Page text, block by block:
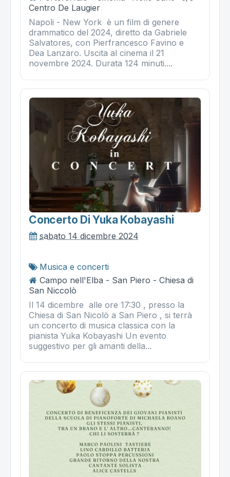
Centro De Laugier
Napoli - New York è un film di genere
drammatico del 2024, diretto da Gabriele
Salvatores, con Pierfrancesco Favino e
Dea Lanzaro. Uscita al cinema il 21
novembre 2024. Durata 124 minuti....
Concerto Di Yuka Kobayashi
sabato 14 dicembre 2024
Musica e concerti
Campo nell'Elba - San Piero - Chiesa di
San Niccolò
Il 14 dicembre alle ore 17:30 , presso la
Chiesa di San Nicolò a San Piero , si terrà
un concerto di musica classica con la
pianista Yuka Kobayashi Un evento
suggestivo per gli amanti della...